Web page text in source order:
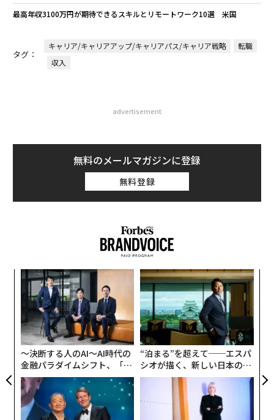
最高年収3100万円が期待できるスキルとリモートワーク10選 米国
タグ：
キャリア/キャリアアップ/キャリアパス/キャリア戦略
転職
収入
advertisement
無料のメールマガジンに登録
無料登録
〜決断する人のAI〜AI時代の
金融パラダイムシフト、「超
個別化」の核心 【MUFG×ウ
ェルスナビ×PwC】
“泊まる”を超えて──エスパ
シオが描く、新しい日本のラ
グジュアリー（前編）